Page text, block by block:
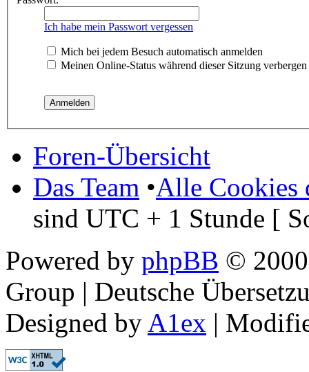
Ich habe mein Passwort vergessen
Mich bei jedem Besuch automatisch anmelden
Meinen Online-Status während dieser Sitzung verbergen
Foren-Übersicht
Das Team •Alle Cookies
sind UTC + 1 Stunde [
Powered by phpBB ©
Group | Deutsche
Designed by A1ex |